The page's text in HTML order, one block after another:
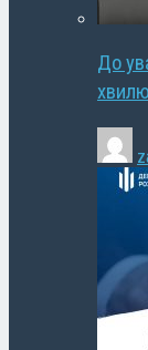
До